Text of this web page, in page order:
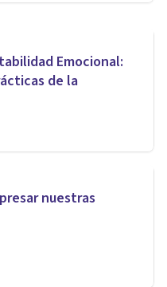
Emocional:
de la
nuestras